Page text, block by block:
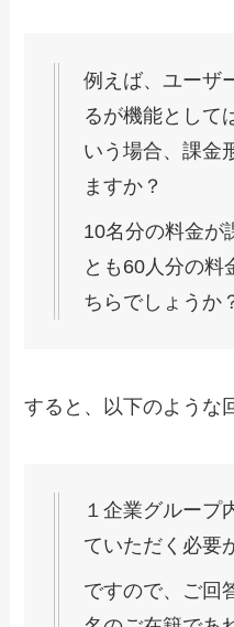
例えば、ユーザ
るが機能として
いう場合、課金
ますか？
10名分の料金が
とも60人分の料
ちらでしょうか
すると、以下のような
１企業グループ
ていただく必要
ですので、ご回